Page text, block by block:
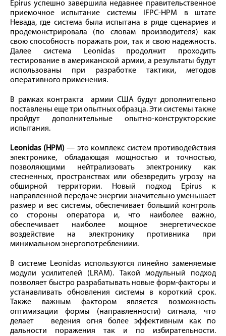
Epirus успешно завершила недавнее правительственное
приемочное испытание системы IFPC-HPM в штате
Невада, где система была испытана в ряде сценариев и
продемонстрировала (по словам производителя) как
свою способность поражать рои, так и свою надежность.
Далее система Leonidas продолжит проходить
тестирование в американской армии, а результаты будут
использованы при разработке тактики, методов
оперативного применения.
В рамках контракта армии США будут дополнительно
поставлены еще три опытных образца. Эти системы также
пройдут дополнительные опытно-конструкторские
испытания.
Leonidas (HPM)— это комплекс систем противодействия
электронике, обладающая мощностью и точностью,
позволяющими нейтрализовать электронику как
стесненных, пространствах или обезвредить угрозу на
обширной территории. Новый подход Epirus к
направленной передаче энергии значительно уменьшает
размер и вес системы, обеспечивает больший контроль
со стороны оператора и, что наиболее важно,
обеспечивает наиболее мощное энергетическое
воздействие на электронику противника при
минимальном энергопотреблениии.
В системе Leonidas используются линейно заменяемые
модули усилителей (LRAM). Такой модульный подход
позволяет быстро разрабатывать новые форм-факторы и
устанавливать обновления системы в короткий срок.
Также важным фактором является возможность
оптимизации формы (направленности) сигнала, что
делает ведения огня более эффективным как по
дальности поражения так и по избирательности.